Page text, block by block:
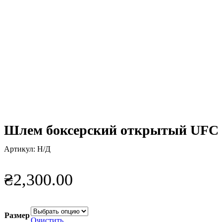
Шлем боксерский открытый UFC
Артикул: Н/Д
₴2,300.00
Размер